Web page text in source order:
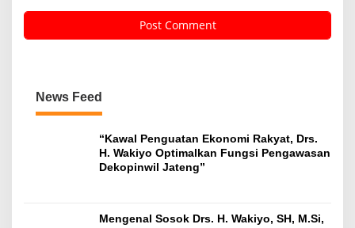
News Feed
“Kawal Penguatan Ekonomi Rakyat, Drs.
H. Wakiyo Optimalkan Fungsi Pengawasan
Dekopinwil Jateng”
Mengenal Sosok Drs. H. Wakiyo, SH, M.Si,